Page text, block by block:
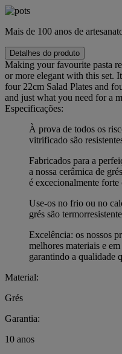
Mais de 100 anos de
Detalhes do produto
Making your favourite pasta
or more elegant with this set.
four 22cm Salad Plates and
and just what you need for a
Especificações:
À prova de todos os
vitrificado são
Fabricados para a
a nossa cerâmica de
é excecionalmente forte
Use-os no frio ou no
grés são
Excelência: os nossos
melhores materiais e
garantindo a qualidade
Material:
Grés
Garantia:
10 anos